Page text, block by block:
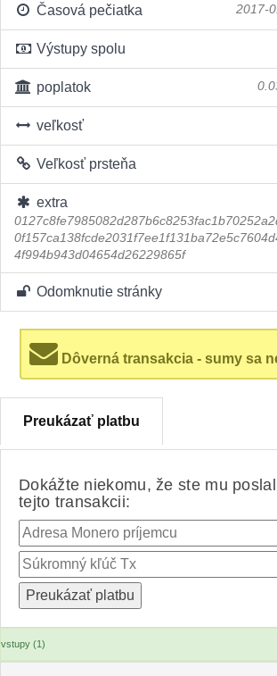
Časová pečiatka 2017-
Výstupy spolu
poplatok
veľkosť
Veľkosť prsteňa
extra
4f994b943d04654d26229865f
Odomknutie stránky
Dôverná transakcia - sumy sa
Preukázať platbu
Dokážte niekomu, že ste mu
tejto transakcii:
vstupy (1)